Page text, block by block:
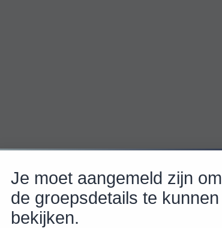
Je moet aangemeld zijn om
de groepsdetails te kunnen
bekijken.